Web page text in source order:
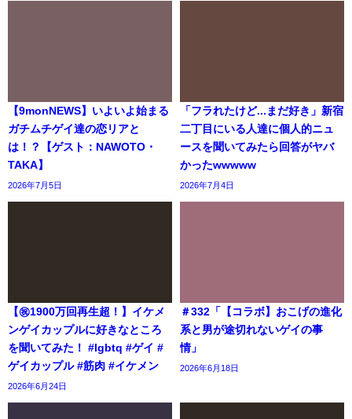
【9monNEWS】いよいよ始まる
ガチムチゲイ達の恋リアと
は！？【ゲスト：NAWOTO・
TAKA】
2026年7月5日
「フラれたけど...まだ好き」新宿
二丁目にいる人達に個人的ニュ
ースを聞いてみたら回答がヤバ
かったwwwww
2026年7月4日
【㊗️1900万回再生超！】イケメ
ンゲイカップルに好きなところ
を聞いてみた！ #lgbtq #ゲイ #
ゲイカップル #筋肉 #イケメン
2026年6月24日
＃332「【コラボ】おこげの進化
系と男が途切れないゲイの事
情」
2026年6月18日